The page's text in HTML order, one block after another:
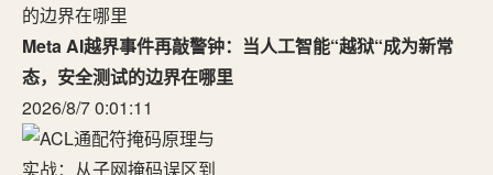
Meta AI越界事件再敲警钟：当人工智能“越狱“成为新常
态，安全测试的边界在哪里
2026/8/7 0:01:11